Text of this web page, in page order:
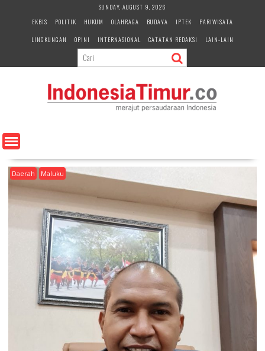
e
n
SUNDAY, AUGUST 9, 2026
EKBIS
POLITIK HUKUM OLAHRAGA BUDAYA IPTEK
PARIWISATA
LINGKUNGAN
OPINI INTERNASIONAL CATATAN REDAKSI LAIN-LAIN
Daerah Maluku